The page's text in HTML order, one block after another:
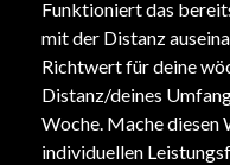
Funktioniert das
mit der Distanz
Richtwert für deine
Distanz/deines
Woche. Mache diesen
individuellen